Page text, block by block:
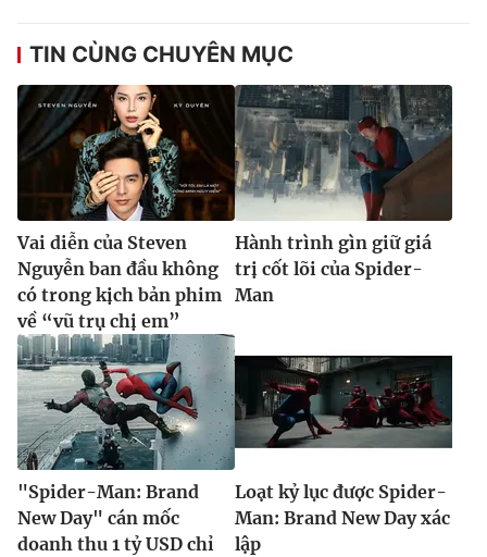
TIN CÙNG CHUYÊN MỤC
Vai diễn của Steven
Nguyễn ban đầu không
có trong kịch bản phim
về “vũ trụ chị em”
Hành trình gìn giữ giá
trị cốt lõi của Spider-
Man
"Spider-Man: Brand
New Day" cán mốc
doanh thu 1 tỷ USD chỉ
Loạt kỷ lục được Spider-
Man: Brand New Day xác
lập